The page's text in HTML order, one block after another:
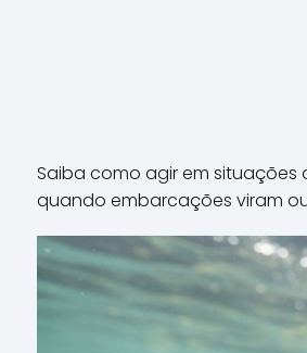
Saiba como agir em
quando embarcações viram